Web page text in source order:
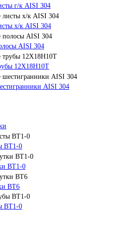
г/к AISI 304
х/к AISI 304
AISI 304
12Х18Н10Т
AISI 304
ВТ1-0
ВТ1-0
ВТ6
ВТ1-0